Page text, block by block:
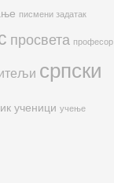
писмени задатак
просвета професор
српски
ученици учење